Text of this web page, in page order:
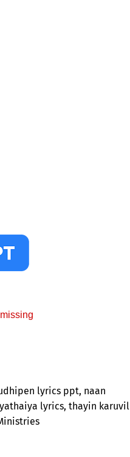
lyrics ppt, naan
lyrics, thayin karuvil